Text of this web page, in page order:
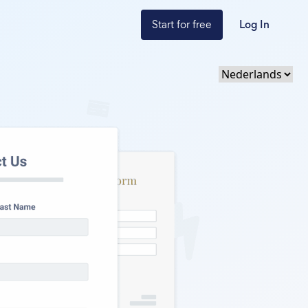
Start for free Log In